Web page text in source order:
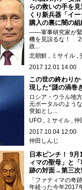
らの救いの手を
くり新兵器「イー
購入の裏に闇の組
――軍事研究家が
機を見誤るな！
政...
北朝鮮
ミサイル
2017.12.01 14:00
この世の終わり
現した“謎の渦巻
ロシア・ウラル地
元ポータルのよう
突如とし...
UFO
ミサイル 仲
2017.10.04 12:00
仲田しんじ
日本ピンチ！ 9
ィマの聖母」と
跡の対面→第三次
「ファティマの奇
年経った今年2017